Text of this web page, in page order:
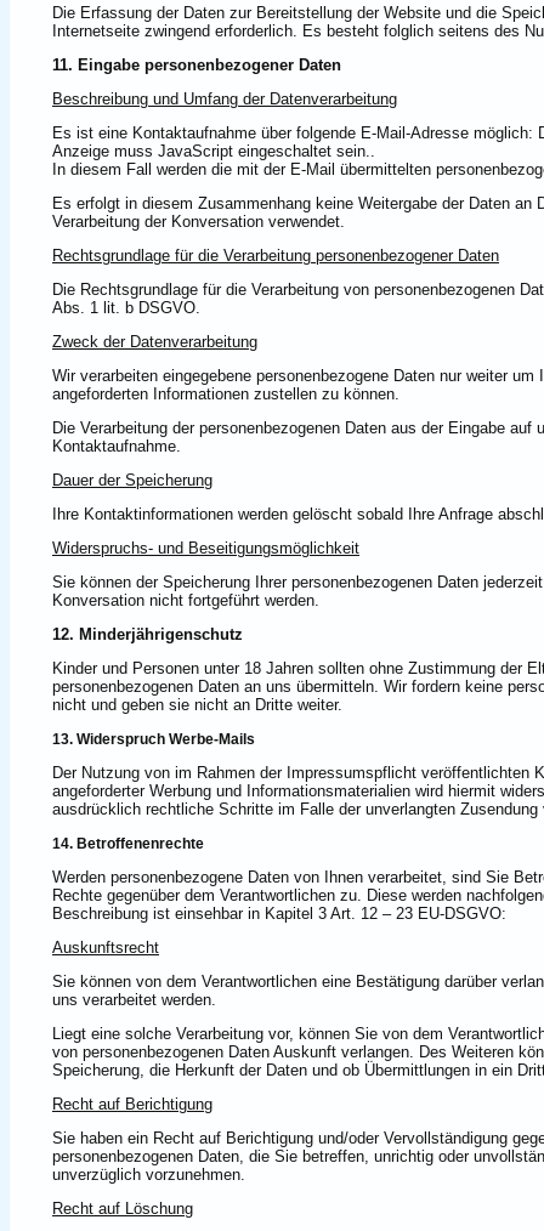
Die Erfassung der Daten zur Bereitstellung der Website und die
Internetseite zwingend erforderlich. Es besteht folglich seitens des
11. Eingabe personenbezogener Daten
Beschreibung und Umfang der Datenverarbeitung
Es ist eine Kontaktaufnahme über folgende E-Mail-Adresse möglich:
Anzeige muss JavaScript eingeschaltet sein.
In diesem Fall werden die mit der E-Mail übermittelten
Es erfolgt in diesem Zusammenhang keine Weitergabe der Daten
Verarbeitung der Konversation verwendet.
Rechtsgrundlage für die Verarbeitung personenbezogener Daten
Die Rechtsgrundlage für die Verarbeitung von personenbezogenen
Abs. 1 lit. b DSGVO.
Zweck der Datenverarbeitung
Wir verarbeiten eingegebene personenbezogene Daten nur weiter
angeforderten Informationen zustellen zu können.
Die Verarbeitung der personenbezogenen Daten aus der Eingabe
Kontaktaufnahme.
Dauer der Speicherung
Ihre Kontaktinformationen werden gelöscht sobald Ihre Anfrage
Widerspruchs- und Beseitigungsmöglichkeit
Sie können der Speicherung Ihrer personenbezogenen Daten
Konversation nicht fortgeführt werden.
12. Minderjährigenschutz
Kinder und Personen unter 18 Jahren sollten ohne Zustimmung der
personenbezogenen Daten an uns übermitteln. Wir fordern keine
nicht und geben sie nicht an Dritte weiter.
13. Widerspruch Werbe-Mails
Der Nutzung von im Rahmen der Impressumspflicht veröffentlichten
angeforderter Werbung und Informationsmaterialien wird hiermit
ausdrücklich rechtliche Schritte im Falle der unverlangten
14. Betroffenenrechte
Werden personenbezogene Daten von Ihnen verarbeitet, sind Sie
Rechte gegenüber dem Verantwortlichen zu. Diese werden
Beschreibung ist einsehbar in Kapitel 3 Art. 12 – 23 EU-DSGVO:
Auskunftsrecht
Sie können von dem Verantwortlichen eine Bestätigung darüber
uns verarbeitet werden.
Liegt eine solche Verarbeitung vor, können Sie von dem
von personenbezogenen Daten Auskunft verlangen. Des Weiteren
Speicherung, die Herkunft der Daten und ob Übermittlungen in ein
Recht auf Berichtigung
Sie haben ein Recht auf Berichtigung und/oder Vervollständigung
personenbezogenen Daten, die Sie betreffen, unrichtig oder
unverzüglich vorzunehmen.
Recht auf Löschung